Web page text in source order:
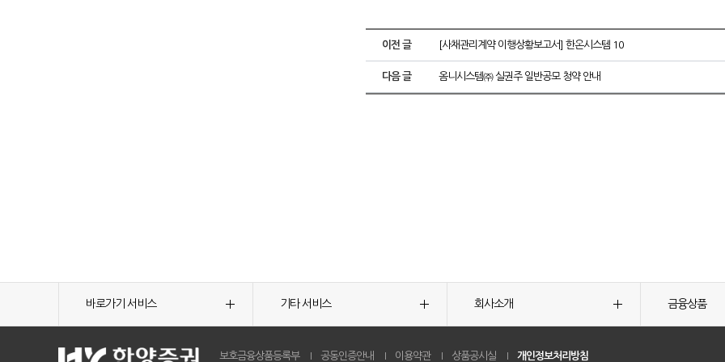
이전 글 [사채관리계약 이행상황보고서] 한온시스템 10
다음 글 옴니시스템㈜ 실권주 일반공모 청약 안내
바로가기 서비스 기타 서비스 회사소개 금융상품
보호금융상품등록부 공동인증안내 이용약관 상품공시실 개인정보처리방침